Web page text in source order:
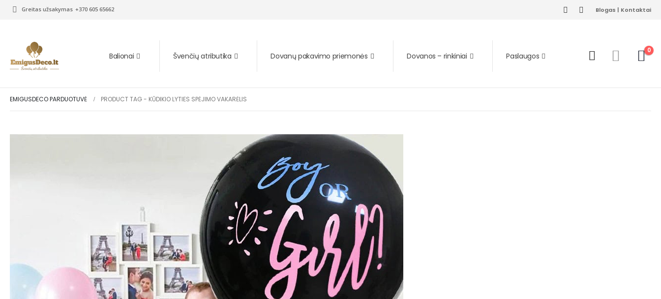
Greitas užsakymas +370 605 65662 Blogas | Kontaktai
Balionai Švenčių atributika Dovanų pakavimo priemonės Dovanos – rinkiniai Paslaugos
0
EMIGUSDECO PARDUOTUVĖ PRODUCT TAG - KŪDIKIO LYTIES SPĖJIMO VAKARĖLIS